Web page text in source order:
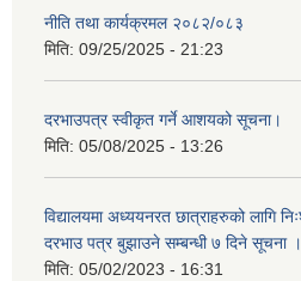
नीति तथा कार्यक्रमल २०८२/०८३
मिति: 09/25/2025 - 21:23
दरभाउपत्र स्वीकृत गर्ने आशयको सूचना।
मिति: 05/08/2025 - 13:26
विद्यालयमा अध्ययनरत छात्राहरुको लागि
दरभाउ पत्र बुझाउने सम्बन्धी ७ दिने सूचना ।
मिति: 05/02/2023 - 16:31